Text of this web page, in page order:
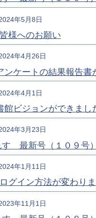
年5月8日
様へのお願い
年4月26日
ンケートの結果報告書
年4月1日
館ビジョンができまし
年3月23日
最新号（１０９号）
年1月11日
グイン方法が変わりま
年11月1日